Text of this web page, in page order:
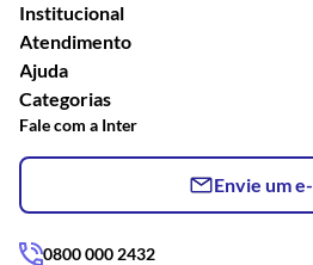
Institucional
Atendimento
Ajuda
Categorias
Fale com a Inter
Envie um
0800 000 2432